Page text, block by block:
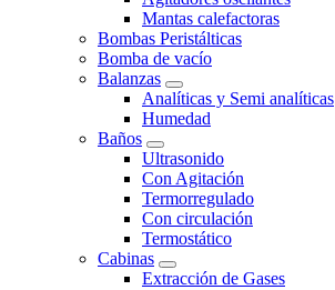
Mantas calefactoras
Bombas Peristálticas
Bomba de vacío
Balanzas
Analíticas y Semi analíticas
Humedad
Baños
Ultrasonido
Con Agitación
Termorregulado
Con circulación
Termostático
Cabinas
Extracción de Gases